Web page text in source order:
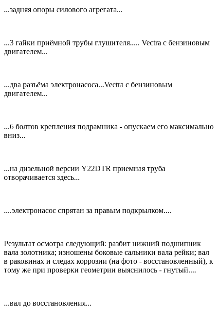
...задняя опоры силового агрегата...
...3 гайки приёмной трубы глушителя..... Vectra с бензиновым
двигателем...
...два разъёма электронасоса...Vectra с бензиновым
двигателем...
...6 болтов крепления подрамника - опускаем его максимально
вниз...
...на дизельной версии Y22DTR приемная труба
отворачивается здесь...
....электронасос спрятан за правым подкрылком....
Результат осмотра следующий: разбит нижний подшипник
вала золотника; изношены боковые сальники вала рейки; вал
в раковинах и следах коррозии (на фото - восстановленный), к
тому же при проверки геометрии выяснилось - гнутый....
...вал до восстановления...